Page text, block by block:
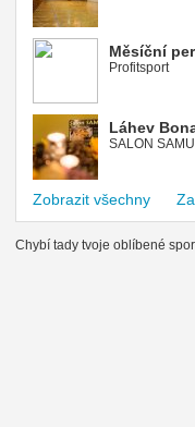
Měsíční
Profitsport
Láhev
SALON
Zobrazit všechny
Chybí tady tvoje oblíbené